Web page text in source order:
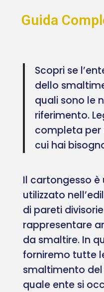
Guida
Scopri se
dello
quali sono le
riferimento.
completa per
cui hai
Il cartongesso
utilizzato
di pareti
rappresentare
da smaltire. In
forniremo tutte
smaltimento
quale ente si